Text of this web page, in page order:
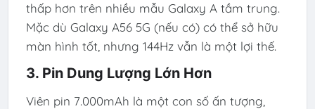
thấp hơn trên nhiều mẫu Galaxy A tầm trung.
Mặc dù Galaxy A56 5G (nếu có) có thể sở hữu
màn hình tốt, nhưng 144Hz vẫn là một lợi thế.
3. Pin Dung Lượng Lớn Hơn
Viên pin 7.000mAh là một con số ấn tượng,